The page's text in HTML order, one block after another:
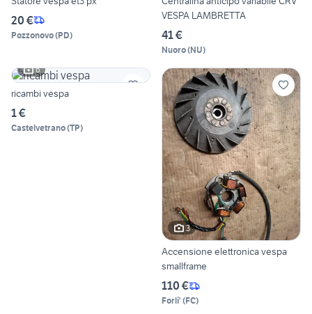
20 €
Pozzonovo(PD)
VESPA LAMBRETTA
41 €
Nuoro(NU)
6
ricambi vespa
1 €
Castelvetrano(TP)
3
Accensione elettronica vespa
smallframe
110 €
Forli' (FC)